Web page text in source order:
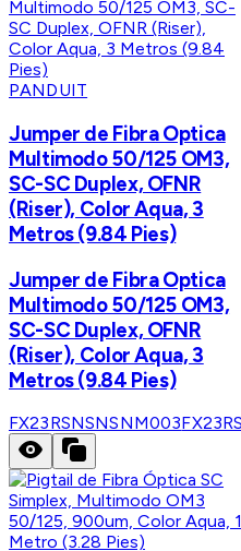
PANDUIT
Jumper de Fibra Optica
Multimodo 50/125 OM3,
SC-SC Duplex, OFNR
(Riser), Color Aqua, 3
Metros (9.84 Pies)
Jumper de Fibra Optica
Multimodo 50/125 OM3,
SC-SC Duplex, OFNR
(Riser), Color Aqua, 3
Metros (9.84 Pies)
FX23RSNSNSNM003